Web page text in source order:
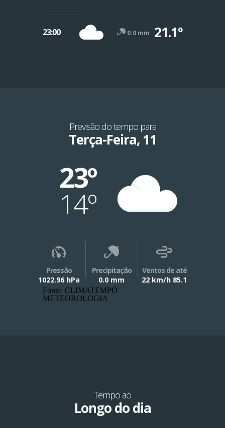
23:00 0.0 mm 21.1º
Previsão do tempo para
Terça-Feira, 11
23º
14º
Pressão
1022.96 hPa
Precipitação
0.0 mm
Ventos de até
22 km/h 85.1
Fonte: CLIMATEMPO
METEOROLOGIA
Tempo ao
Longo do dia